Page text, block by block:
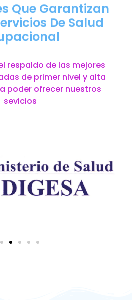
Que Garantizan
De Salud
respaldo de las mejores
de primer nivel y alta
poder ofrecer nuestros
sevicios